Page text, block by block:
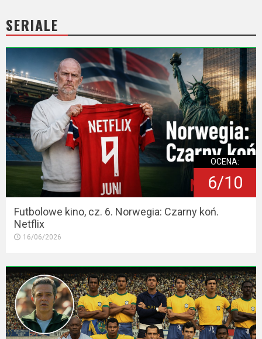
2022
2021
2020
2019
2018
2016
2017
2015
2014
SERIALE
OCENA:
6/10
Futbolowe kino, cz. 6. Norwegia: Czarny koń.
Netflix
16/06/2026